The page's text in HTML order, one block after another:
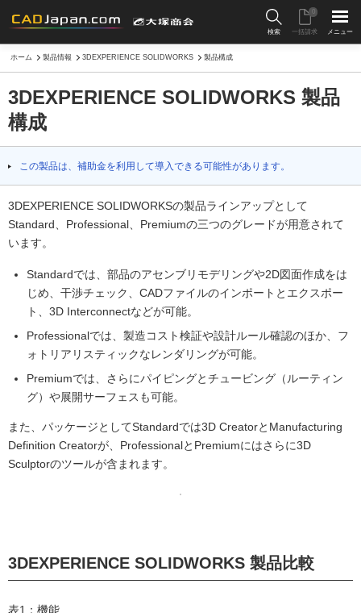
検索 一括請求
0
メニュー
ホーム 製品情報 3DEXPERIENCE SOLIDWORKS 製品構成
3DEXPERIENCE SOLIDWORKS 製品
構成
この製品は、補助金を利用して導入できる可能性があります。
3DEXPERIENCE SOLIDWORKSの製品ラインアップとして
Standard、Professional、Premiumの三つのグレードが用意されて
います。
Standardでは、部品のアセンブリモデリングや2D図面作成をは
じめ、干渉チェック、CADファイルのインポートとエクスポー
ト、3D Interconnectなどが可能。
Professionalでは、製造コスト検証や設計ルール確認のほか、フ
ォトリアリスティックなレンダリングが可能。
Premiumでは、さらにパイピングとチュービング（ルーティン
グ）や展開サーフェスも可能。
また、パッケージとしてStandardでは3D CreatorとManufacturing
Definition Creatorが、ProfessionalとPremiumにはさらに3D
Sculptorのツールが含まれます。
3DEXPERIENCE SOLIDWORKS 製品比較
表1：機能